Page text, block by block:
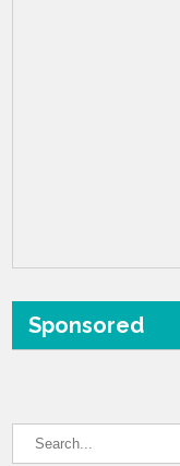
Sponsored